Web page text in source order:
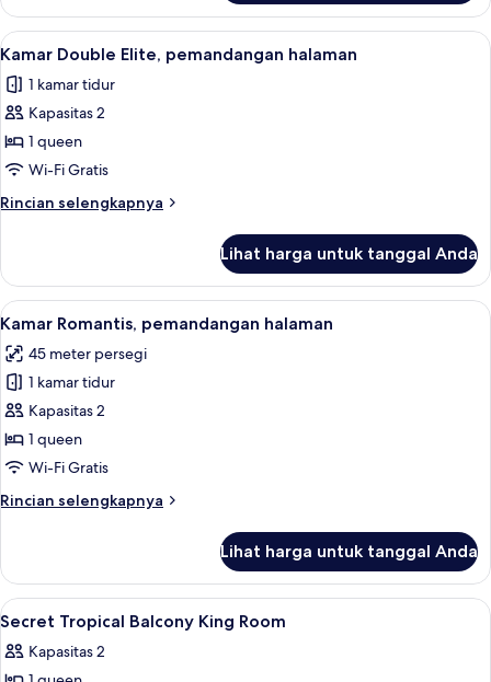
Kamar
Double
Desain,
kolam
renang
Lihat
semua
foto
untuk
Kamar
Double
Elite,
pemandangan
Kamar Double Elite, pemandangan
22
Kamar Double Elite, pemandangan halaman
1 kamar tidur
Kapasitas 2
1 queen
Wi-Fi Gratis
Rincian selengkapnya
Rincian
Kamar
Double
Elite,
halaman
Lihat harga untuk tanggal Anda
Lihat
semua
foto
untuk
Kamar
Romantis,
pemandangan
Kamar Romantis, pemandangan
24
Kamar Romantis, pemandangan halaman
45 meter persegi
1 kamar tidur
Kapasitas 2
1 queen
Wi-Fi Gratis
Rincian selengkapnya
Rincian
Kamar
Romantis,
pemandangan
Lihat harga untuk tanggal Anda
Lihat
semua
foto
Brankas, ruang kerja ramah laptop,
8
Secret Tropical Balcony King Room
Kapasitas 2